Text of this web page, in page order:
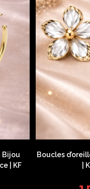
Bijou
| KF
Boucles
|